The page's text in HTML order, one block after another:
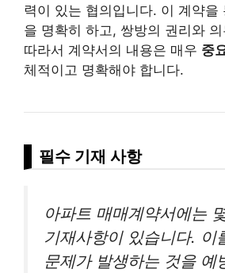
력이 있는 협의입니다. 이 계약을
을 명확히 하고, 쌍방의 권리와
따라서 계약서의 내용은 매우 중
체적이고 명확해야 합니다.
필수 기재 사항
아파트 매매계약서에는
기재사항이 있습니다. 이
문제가 발생하는 것을 예